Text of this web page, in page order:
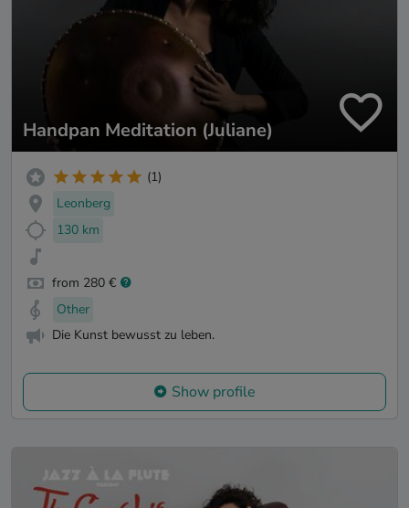
Handpan Meditation (Juliane)
(1)
Leonberg
130 km
from 280 €
Other
Die Kunst bewusst zu leben.
Show profile